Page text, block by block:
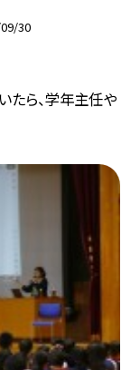
30
たら、学年主任や